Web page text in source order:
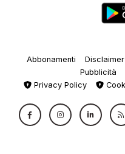
Abbonamenti Disclaimer
Pubblicità
Privacy Policy